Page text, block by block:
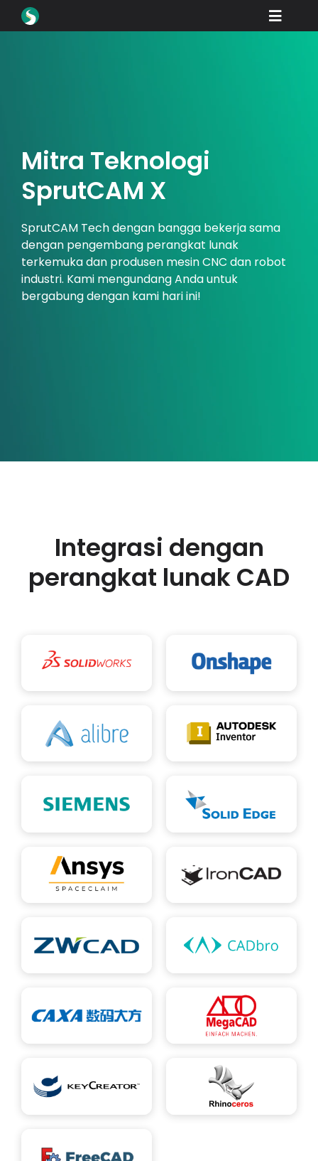
Toggle
Perusahaan
Portal Dealer
Mitra Teknologi
SprutCAM X
SprutCAM Tech dengan bangga bekerja sama
dengan pengembang perangkat lunak
terkemuka dan produsen mesin CNC dan robot
industri. Kami mengundang Anda untuk
bergabung dengan kami hari ini!
Integrasi dengan
perangkat lunak CAD